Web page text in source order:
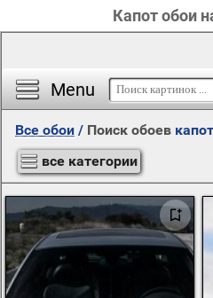
Капот обои
Menu
Все обои / Поиск обоев капот
все категории